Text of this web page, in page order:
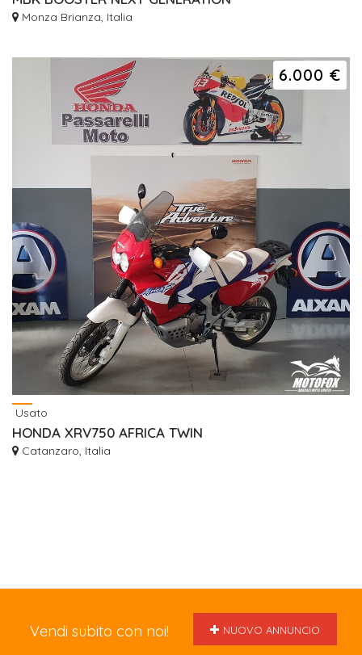
Monza Brianza, Italia
6.000 €
Usato
HONDA XRV750 AFRICA TWIN
Catanzaro, Italia
Vendi subito con noi! NUOVO ANNUNCIO